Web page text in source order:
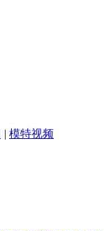
| 模特视频